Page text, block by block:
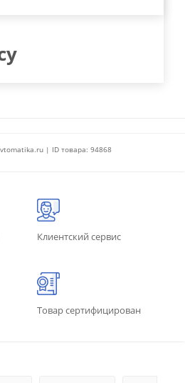
| ID товара: 94868
Клиентский сервис
Товар сертифицирован